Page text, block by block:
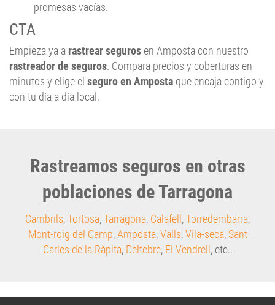
promesas vacías.
CTA
Empieza ya a rastrear seguros en Amposta con nuestro
rastreador de seguros. Compara precios y coberturas en
minutos y elige el seguro en Amposta que encaja contigo y
con tu día a día local.
Rastreamos seguros en otras
poblaciones de Tarragona
Cambrils,Tortosa,Tarragona, Calafell ,Torredembarra,
Mont-roig del Camp,Amposta,Valls,Vila-seca, Sant
Carles de la Ràpita, Deltebre, El Vendrell , etc..